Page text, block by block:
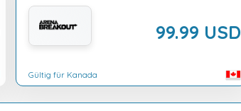
99.99 USD
Gültig für Kanada